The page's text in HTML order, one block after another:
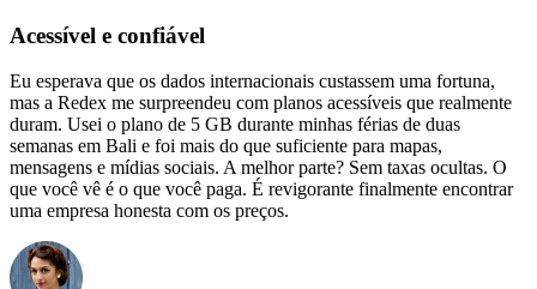
Acessível e confiável
Eu esperava que os dados internacionais custassem uma fortuna,
mas a Redex me surpreendeu com planos acessíveis que realmente
duram. Usei o plano de 5 GB durante minhas férias de duas
semanas em Bali e foi mais do que suficiente para mapas,
mensagens e mídias sociais. A melhor parte? Sem taxas ocultas. O
que você vê é o que você paga. É revigorante finalmente encontrar
uma empresa honesta com os preços.